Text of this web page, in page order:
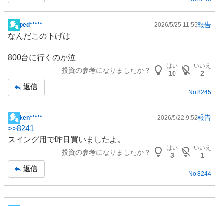
掲
示
記
ped***** 2026/5/25 11:55報告
なんだこの下げは
800台に行くのか泣
投資の参考になりましたか？
はい
10
いいえ
2
返信
No. 8245
掲
示
板
ken***** 2026/5/22 9:52報告
>>8241
スイング用で昨日買いましたよ。
投資の参考になりましたか？
はい
3
いいえ
1
返信
No.8244